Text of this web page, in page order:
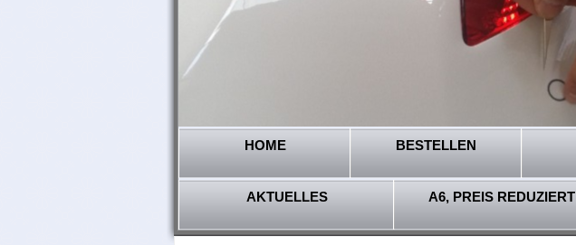
HOME BESTELLEN
AKTUELLES A6, PREIS REDUZIERT